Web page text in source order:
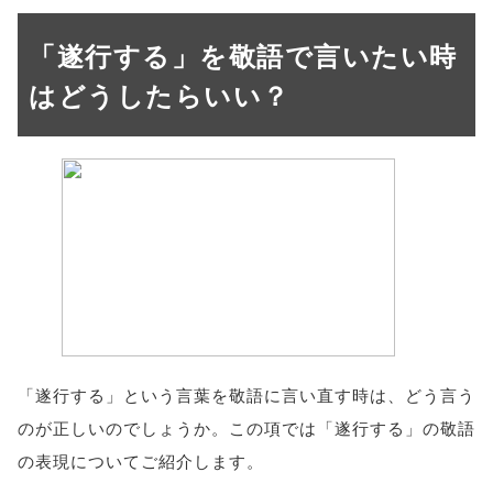
「遂行する」を敬語で言いたい時
はどうしたらいい？
「遂行する」という言葉を敬語に言い直す時は、どう言う
のが正しいのでしょうか。この項では「遂行する」の敬語
の表現についてご紹介します。